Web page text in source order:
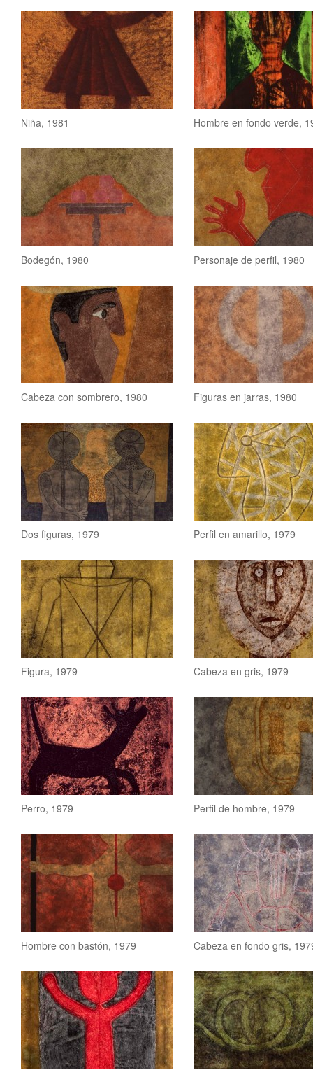
Niña, 1981 Hombre en fondo verde,
Bodegón, 1980 Personaje de perfil, 1980
Cabeza con sombrero, 1980 Figuras en jarras, 1980
Dos figuras, 1979 Perfil en amarillo, 1979
Figura, 1979 Cabeza en gris, 1979
Perro, 1979 Perfil de hombre, 1979
Hombre con bastón, 1979 Cabeza en fondo gris,